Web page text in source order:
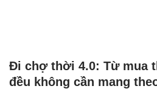
Đi chợ thời 4.0: Từ mua
đều không cần mang